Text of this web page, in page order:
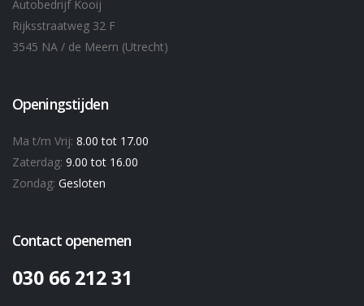
Autobedrijf Kooij
Rijksstraatweg 32 F
3545 NA / de Meern (Utrecht)
Openingstijden
Ma t/m Vrij: 8.00 tot 17.00
Zaterdag: 9.00 tot 16.00
Zondag: Gesloten
Contact openemen
030 66 212 31